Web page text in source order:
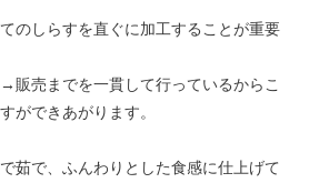
のしらすを直ぐに加工することが重要
売までを一貫して行っているからこ
ができあがります。
茹で、ふんわりとした食感に仕上げて